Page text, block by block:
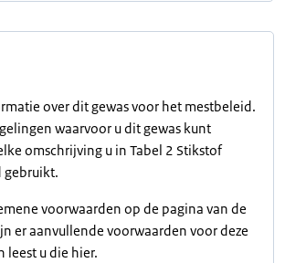
over dit gewas voor het mestbeleid.
waarvoor u dit gewas kunt
omschrijving u in Tabel 2 Stikstof
gebruikt.
voorwaarden op de pagina van de
er aanvullende voorwaarden voor deze
leest u die hier.